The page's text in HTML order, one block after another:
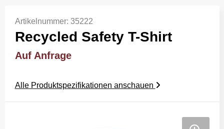
Artikelnummer: 35222
Recycled Safety T-Shirt
Auf Anfrage
Alle Produktspezifikationen anschauen